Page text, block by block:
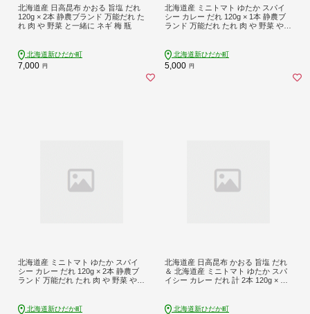
北海道産 日高昆布 かおる 旨塩 だれ
120g × 2本 静農ブランド 万能だれ た
れ 肉 や 野菜 と一緒に ネギ 梅 瓶
北海道新ひだか町
7,000 円
北海道産 ミニトマト ゆたか スパイ
シー カレー だれ 120g × 1本 静農ブ
ランド 万能だれ たれ 肉 や 野菜 や
北海道新ひだか町
5,000 円
北海道産 ミニトマト ゆたか スパイ
シー カレー だれ 120g × 2本 静農ブ
ランド 万能だれ たれ 肉 や 野菜 や
北海道新ひだか町
北海道産 日高昆布 かおる 旨塩 だれ
＆ 北海道産 ミニトマト ゆたか スパ
イシー カレー だれ 計 2本 120g × 各1
北海道新ひだか町